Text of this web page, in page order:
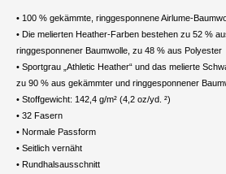
• 100 % gekämmte, ringgesponnene Airlume-
• Die melierten Heather-Farben bestehen zu 52 %
ringgesponnener Baumwolle, zu 48 % aus Polyester
• Sportgrau „Athletic Heather“ und das melierte
zu 90 % aus gekämmter und ringgesponnener
• Stoffgewicht: 142,4 g/m² (4,2 oz/yd. ²)
• 32 Fasern
• Normale Passform
• Seitlich vernäht
• Rundhalsausschnitt